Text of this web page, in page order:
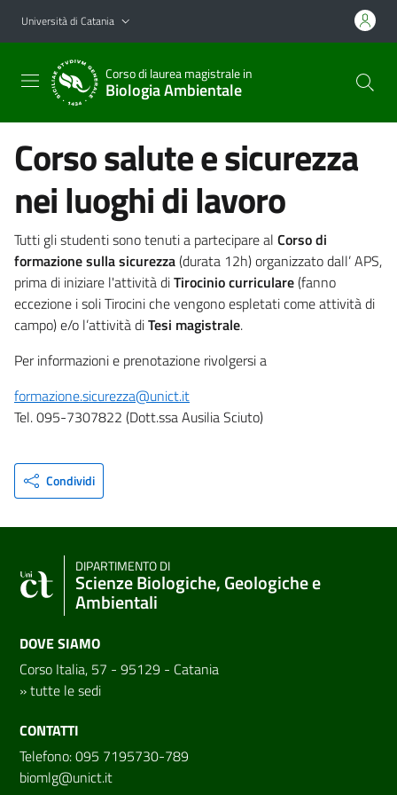
Vai al contenuto principale
Vai al menu di navigazione
Università di Catania
Corso di laurea magistrale in
Biologia Ambientale
Corso salute e sicurezza
nei luoghi di lavoro
Tutti gli studenti sono tenuti a partecipare al Corso di
formazione sulla sicurezza(durata 12h) organizzato dall’ APS,
prima di iniziare l'attività diTirocinio curriculare(fanno
eccezione i soli Tirocini che vengono espletati come attività di
campo) e/o l’attività diTesi magistrale.
Per informazioni e prenotazione rivolgersi a
formazione.sicurezza@unict.it
Tel. 095-7307822 (Dott.ssa Ausilia Sciuto)
Condividi
DIPARTIMENTO DI
Scienze Biologiche, Geologiche e
Ambientali
DOVE SIAMO
Corso Italia, 57 - 95129 - Catania
»tutte le sedi
CONTATTI
Telefono: 095 7195730-789
biomlg@unict.it